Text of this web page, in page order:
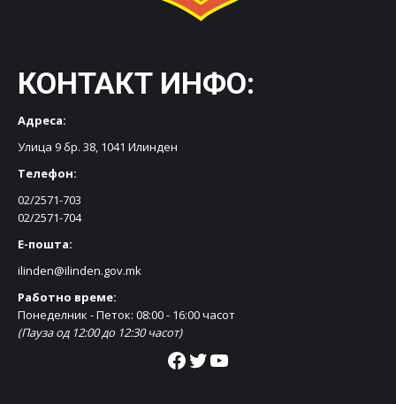
КОНТАКТ ИНФО:
Адреса:
Улица 9 бр. 38, 1041 Илинден
Телефон:
02/2571-703
02/2571-704
Е-пошта:
ilinden@ilinden.gov.mk
Работно време:
Понеделник - Петок: 08:00 - 16:00 часот
(Пауза од 12:00 до 12:30 часот)
Facebook Twitter YouTube